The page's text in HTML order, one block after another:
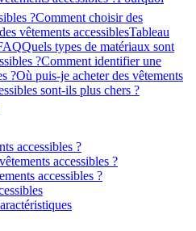
?Comment choisir des
vêtements accessiblesTableau
Quels types de matériaux sont
?Comment identifier une
?Où puis-je acheter des vêtements
sont-ils plus chers ?
accessibles ?
accessibles ?
accessibles ?